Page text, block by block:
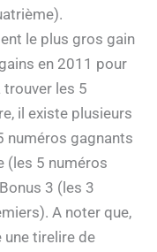
le plus gros gain
en 2011 pour
les 5
il existe plusieurs
numéros gagnants
(les 5 numéros
3 (les 3
A noter que,
une tirelire de